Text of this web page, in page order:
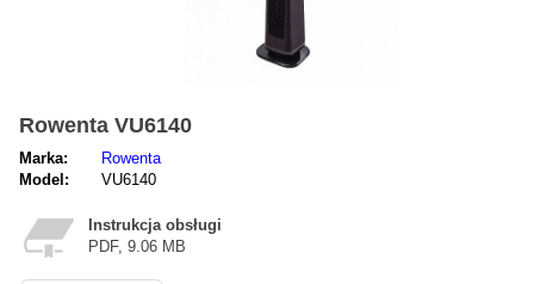
Rowenta VU6140
Marka:
Rowenta
Model:
VU6140
Instrukcja obsługi
PDF, 9.06 MB